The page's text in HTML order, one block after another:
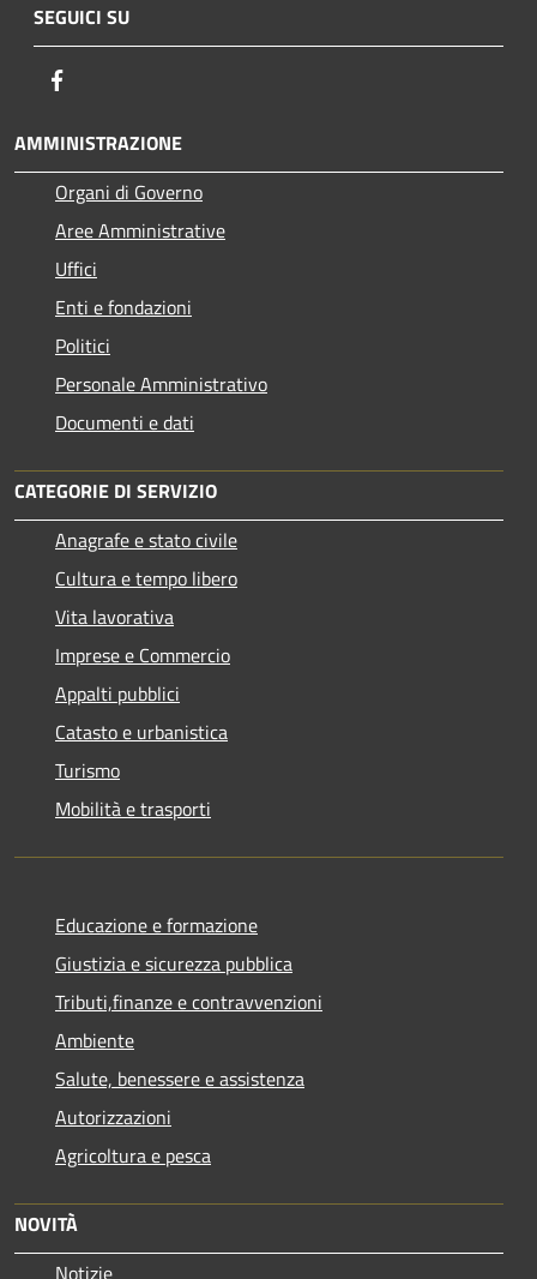
SEGUICI SU
AMMINISTRAZIONE
Organi di Governo
Aree Amministrative
Uffici
Enti e fondazioni
Politici
Personale Amministrativo
Documenti e dati
CATEGORIE DI SERVIZIO
Anagrafe e stato civile
Cultura e tempo libero
Vita lavorativa
Imprese e Commercio
Appalti pubblici
Catasto e urbanistica
Turismo
Mobilità e trasporti
Educazione e formazione
Giustizia e sicurezza pubblica
Tributi,finanze e contravvenzioni
Ambiente
Salute, benessere e assistenza
Autorizzazioni
Agricoltura e pesca
NOVITÀ
Notizie